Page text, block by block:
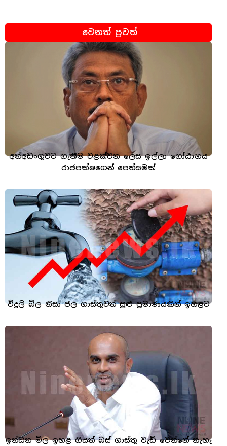
වෙනත් පුවත්
අත්අඩංගුවට ගැනීම වළක්වන ලෙස ඉල්ලා ගෝඨාභය
රාජපක්ෂගෙන් පෙත්සමක්
විදුලි බිල නිසා ජල ගාස්තුවත් සුළු ප්‍රමාණයකින් ඉහළට
ඉන්ධන මිල ඉහළ ගියත් බස් ගාස්තු වැඩි වෙන්නේ නැහැ